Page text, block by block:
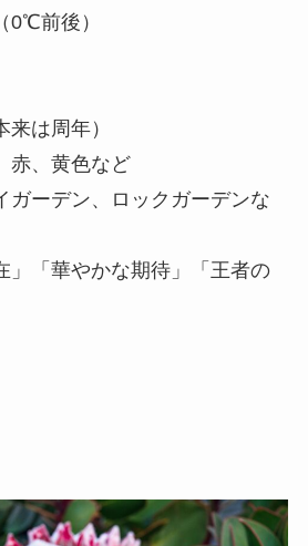
0℃前後）
は周年）
赤、黄色など
ガーデン、ロックガーデンな
」「華やかな期待」「王者の